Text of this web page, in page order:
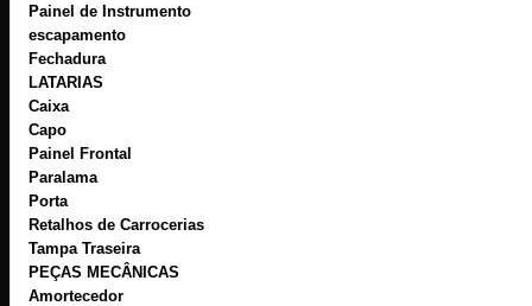
Painel de Instrumento
escapamento
Fechadura
LATARIAS
Caixa
Capo
Painel Frontal
Paralama
Porta
Retalhos de Carrocerias
Tampa Traseira
PEÇAS MECÂNICAS
Amortecedor